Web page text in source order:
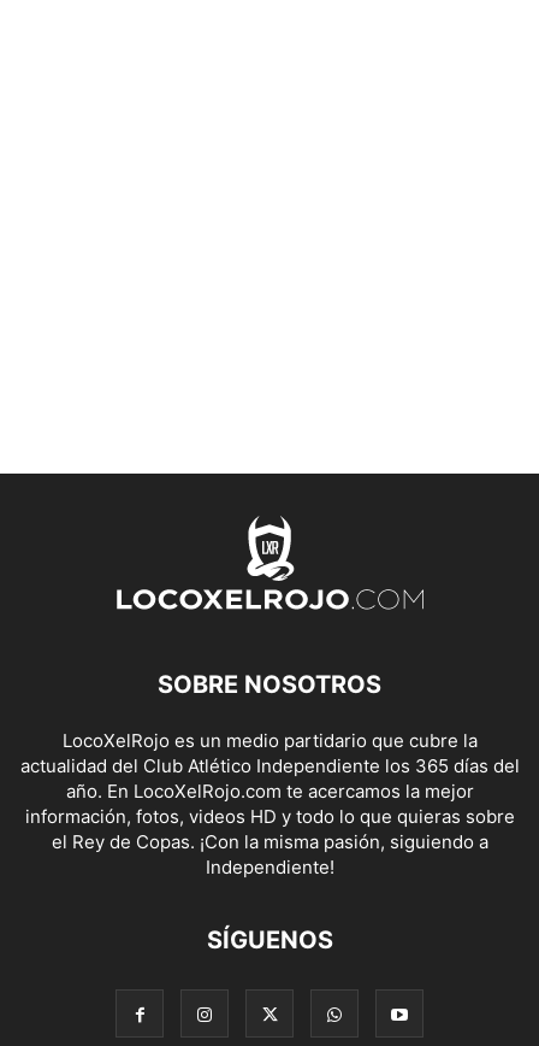
SOBRE NOSOTROS
LocoXelRojo es un medio partidario que cubre la
actualidad del Club Atlético Independiente los 365 días del
año. En LocoXelRojo.com te acercamos la mejor
información, fotos, videos HD y todo lo que quieras sobre
el Rey de Copas. ¡Con la misma pasión, siguiendo a
Independiente!
SÍGUENOS